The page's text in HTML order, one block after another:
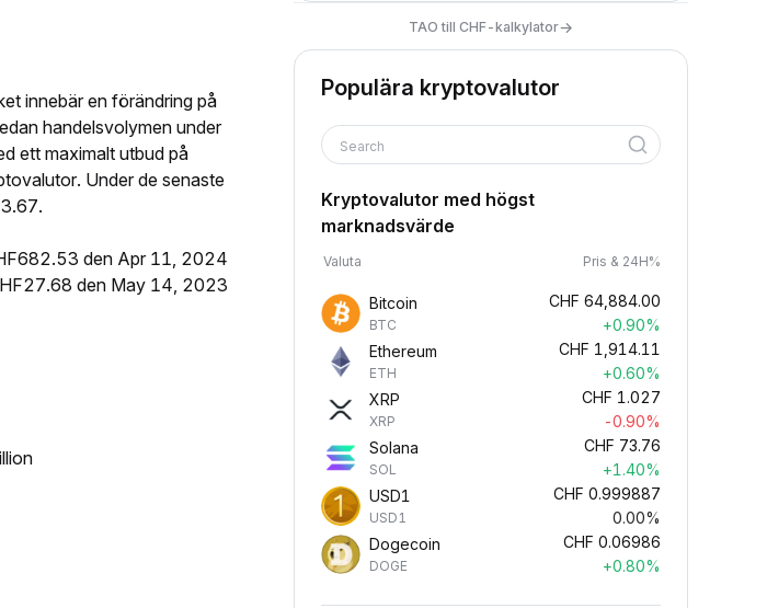
innebär en förändring på
handelsvolymen under
ett maximalt utbud på
Under de senaste
den Apr 11, 2024
den May 14, 2023
TAO till CHF-kalkylator→
Populära kryptovalutor
Search
Kryptovalutor med högst
marknadsvärde
Valuta Pris & 24H%
Bitcoin
BTC
CHF 64,884.00
+0.90%
Ethereum
ETH
CHF 1,914.11
+0.60%
XRP
XRP
CHF 1.027
-0.90%
Solana
SOL
CHF 73.76
+1.40%
USD1
USD1
CHF 0.999887
0.00%
Dogecoin
DOGE
CHF 0.06986
+0.80%